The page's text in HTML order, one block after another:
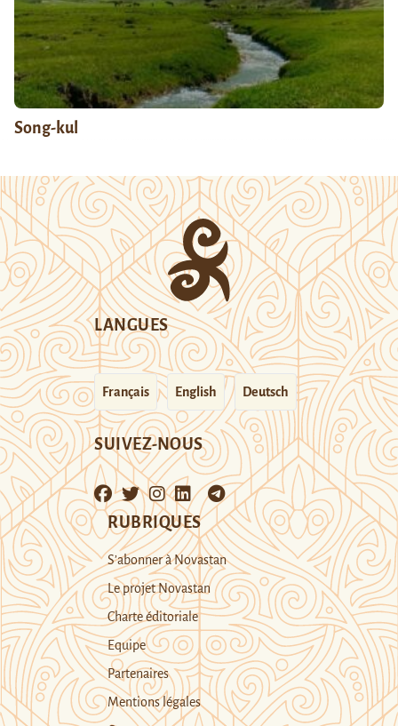
Song-kul
LANGUES
Français English Deutsch
SUIVEZ-NOUS
RUBRIQUES
S’abonner à Novastan
Le projet Novastan
Charte éditoriale
Equipe
Partenaires
Mentions légales